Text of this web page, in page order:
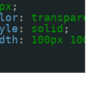
;
:
: solid ;
: 100px 100